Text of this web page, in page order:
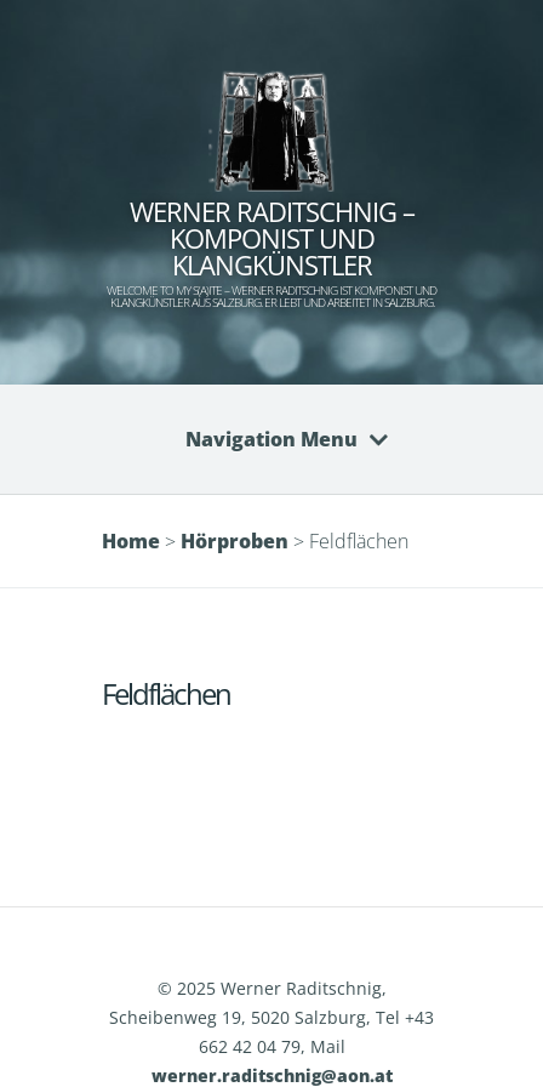
WERNER RADITSCHNIG –
KOMPONIST UND
KLANGKÜNSTLER
WELCOME TO MY S(A)ITE – WERNER RADITSCHNIG IST KOMPONIST UND
KLANGKÜNSTLER AUS SALZBURG. ER LEBT UND ARBEITET IN SALZBURG.
Navigation Menu
Home > Hörproben > Feldflächen
Feldflächen
© 2025 Werner Raditschnig,
Scheibenweg 19, 5020 Salzburg, Tel +43
662 42 04 79, Mail
werner.raditschnig@aon.at